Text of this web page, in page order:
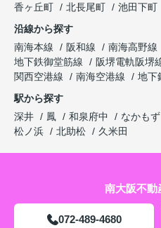
香ヶ丘町
北長尾町 池田下町
沿線から探す
南海本線
阪和線 南海高野線
地下鉄御堂筋線
阪堺電軌阪堺
関西空港線
南海空港線
地下
駅から探す
深井
鳳 和泉府中 なかもず
松ノ浜
北助松 久米田
南大阪不動
072-489-4680